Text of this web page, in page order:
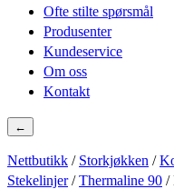
Ofte stilte spørsmål
Produsenter
Kundeservice
Om oss
Kontakt
←
Nettbutikk / Storkjøkken /
Stekelinjer/Thermaline 90 /